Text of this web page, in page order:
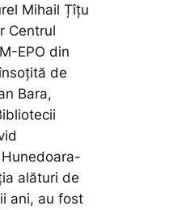
Mihail Țîțu
Centrul
EPO din
de
Bara,
Hunedoara-
alături de
ani, au fost